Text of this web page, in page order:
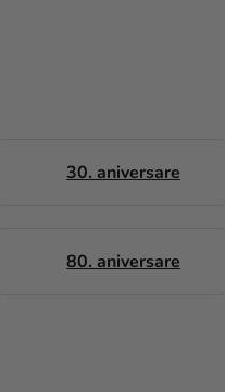
30. aniversare
80. aniversare